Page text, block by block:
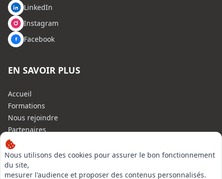
Nous utilisons des cookies pour assurer le bon fonctionnement
du site,
mesurer l'audience et proposer des contenus personnalisés.
LinkedIn
Instagram
Facebook
EN SAVOIR PLUS
Accueil
Formations
Nous rejoindre
Partenaires
Autres missions
Le C.N.E.
Membre IVSC